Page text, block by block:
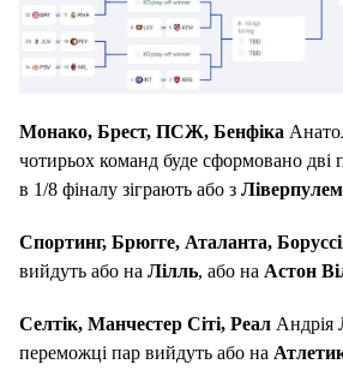
Монако, Брест, ПСЖ, Бенфіка
чотирьох команд буде сформовано дві
в 1/8 фіналу зіграють або з Ліверпулем
Спортинг, Брюгге, Аталанта,
вийдуть або на Лілль, або на Астон
Селтік, Манчестер Сіті, Реал Андрія
переможці пар вийдуть або на